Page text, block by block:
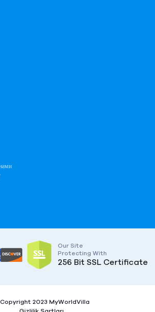
Our Site
Protecting With
256 Bit SSL Certificate
2023 MyWorldVilla